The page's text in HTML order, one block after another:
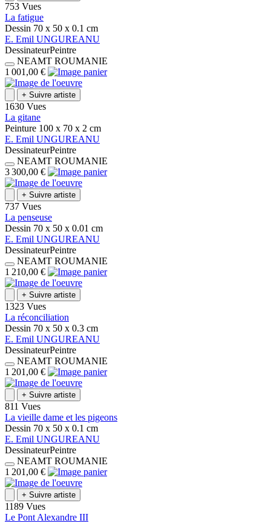
753 Vues
La fatigue
Dessin 70 x 50 x 0.1 cm
E. Emil UNGUREANU
DessinateurPeintre
NEAMT ROUMANIE
1 001,00 €
+ Suivre artiste
1630 Vues
La gitane
Peinture 100 x 70 x 2 cm
E. Emil UNGUREANU
DessinateurPeintre
NEAMT ROUMANIE
3 300,00 €
+ Suivre artiste
737 Vues
La penseuse
Dessin 70 x 50 x 0.01 cm
E. Emil UNGUREANU
DessinateurPeintre
NEAMT ROUMANIE
1 210,00 €
+ Suivre artiste
1323 Vues
La réconciliation
Dessin 70 x 50 x 0.3 cm
E. Emil UNGUREANU
DessinateurPeintre
NEAMT ROUMANIE
1 201,00 €
+ Suivre artiste
811 Vues
La vieille dame et les pigeons
Dessin 70 x 50 x 0.1 cm
E. Emil UNGUREANU
DessinateurPeintre
NEAMT ROUMANIE
1 201,00 €
+ Suivre artiste
1189 Vues
Le Pont Alexandre III